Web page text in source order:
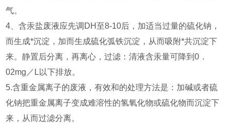
气。
4、含汞盐废液应先调DH至8-10后，加适当过量的硫化钠，
而生成*沉淀，加而生成硫化弧铁沉淀，从而吸附*共沉淀下
来。静置后分离，再离心，过滤：清液含汞量可降到0．
02mg／L以下排放。
5.含重金属离子的废液，有效和的处理方法是：加碱或者硫
化钠把重金属离子变成难溶性的氢氧化物或硫化物而沉淀下
来，从而过滤分离。